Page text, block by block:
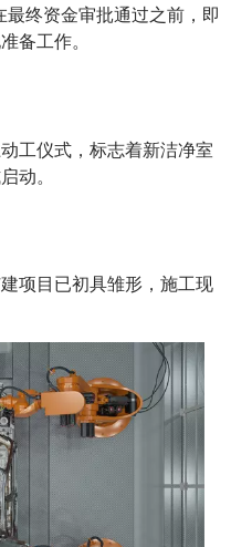
终资金审批通过之前，即
备工作。
工仪式，标志着新洁净室
动。
项目已初具雏形，施工现